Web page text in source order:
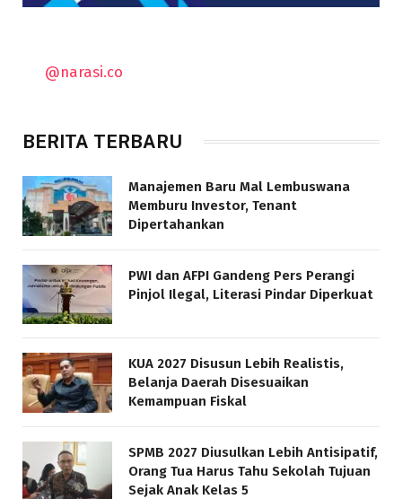
@narasi.co
BERITA TERBARU
Manajemen Baru Mal Lembuswana
Memburu Investor, Tenant
Dipertahankan
PWI dan AFPI Gandeng Pers Perangi
Pinjol Ilegal, Literasi Pindar Diperkuat
KUA 2027 Disusun Lebih Realistis,
Belanja Daerah Disesuaikan
Kemampuan Fiskal
SPMB 2027 Diusulkan Lebih Antisipatif,
Orang Tua Harus Tahu Sekolah Tujuan
Sejak Anak Kelas 5